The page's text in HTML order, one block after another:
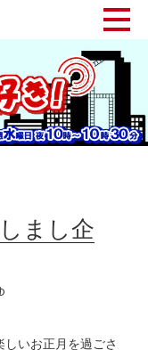
まし企
いお正月を過ごさ